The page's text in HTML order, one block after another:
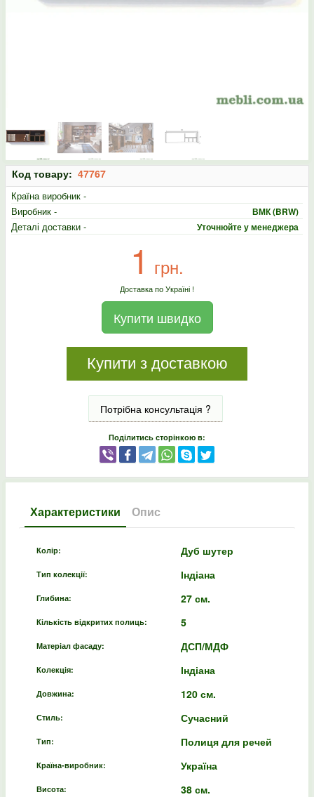
Код товару: 47767
Країна виробник -
Виробник -
ВМК (BRW)
Деталі доставки - Уточнюйте у менеджера
1 грн.
Доставка по Україні !
Купити швидко
Купити з доставкою
Потрібна консультація ?
Поділитись сторінкою в:
Характеристики Опис
Колір: Дуб шутер
Тип колекції: Індіана
Глибина: 27 см.
Кількість відкритих полиць: 5
Матеріал фасаду: ДСП/МДФ
Колекція: Індіана
Довжина: 120 см.
Стиль: Сучасний
Тип: Полиця для речей
Країна-виробник: Україна
Висота: 38 см.